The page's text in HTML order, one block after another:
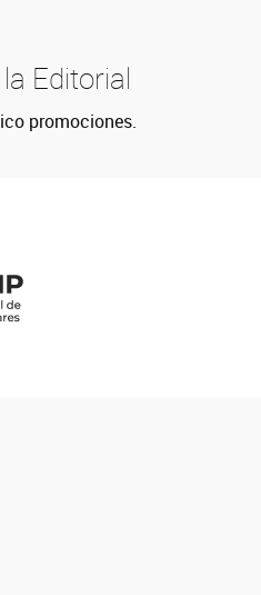
Editorial
promociones.